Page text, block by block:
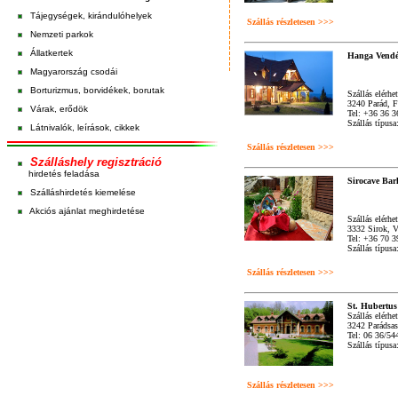
Tájegységek, kirándulóhelyek
Nemzeti parkok
Állatkertek
Magyarország csodái
Borturizmus, borvidékek, borutak
Várak, erődök
Látnivalók, leírások, cikkek
Szálláshely regisztráció
hirdetés feladása
Szálláshirdetés kiemelése
Akciós ajánlat meghirdetése
Szállás részletesen >>>
Hanga
Szállás
3240 Parád,
Tel: +36 36
Szállás
Szállás részletesen >>>
Sirocave
Szállás
3332 Sirok,
Tel: +36 70
Szállás
Szállás részletesen >>>
St.
Szállás
3242
Tel: 06 36/
Szállás
Szállás részletesen >>>